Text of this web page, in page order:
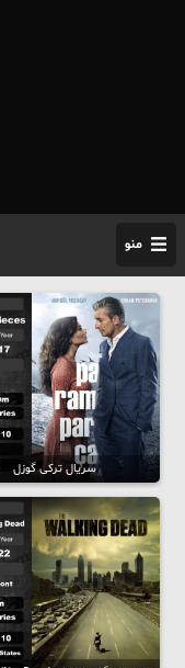
منو
سریال ترکی گوزل